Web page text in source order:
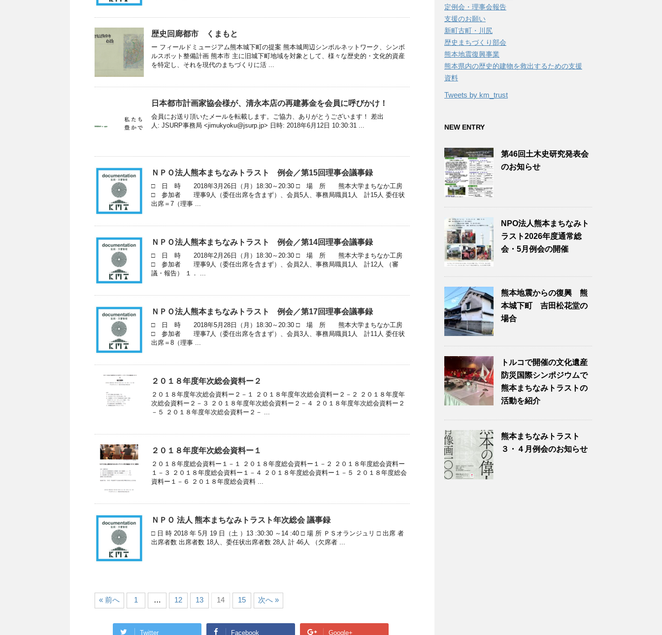
歴史回廊都市 くまもと
ー フィールドミュージアム熊本城下町の提案 熊本城周辺シンボルネットワーク、シンボ
ルスポット整備計画 熊本市 主に旧城下町地域を対象として、様々な歴史的・文化的資産
を特定し、それを現代のまちづくりに活 ...
日本都市計画家協会様が、清永本店の再建募金を会員に呼びかけ！
会員にお送り頂いたメールを転載します。ご協力、ありがとうございます！ 差出
人: JSURP事務局 <jimukyoku@jsurp.jp> 日時: 2018年6月12日 10:30:31 ...
ＮＰＯ法人熊本まちなみトラスト 例会／第15回理事会議事録
□ 日 時 2018年3月26日（月）18:30～20:30 □ 場 所 熊本大学まちなか工房
□ 参加者 理事9人（委任出席を含まず）、会員5人、事務局職員1人 計15人 委任状
出席＝7（理事 ...
ＮＰＯ法人熊本まちなみトラスト 例会／第14回理事会議事録
□ 日 時 2018年2月26日（月）18:30～20:30 □ 場 所 熊本大学まちなか工房
□ 参加者 理事9人（委任出席を含まず）、会員2人、事務局職員1人 計12人 （審
議・報告） １． ...
ＮＰＯ法人熊本まちなみトラスト 例会／第17回理事会議事録
□ 日 時 2018年5月28日（月）18:30～20:30 □ 場 所 熊本大学まちなか工房
□ 参加者 理事7人（委任出席を含まず）、会員3人、事務局職員1人 計11人 委任状
出席＝8（理事 ...
２０１８年度年次総会資料ー２
２０１８年度年次総会資料ー２－１ ２０１８年度年次総会資料ー２－２ ２０１８年度年
次総会資料ー２－３ ２０１８年度年次総会資料ー２－４ ２０１８年度年次総会資料ー２
－５ ２０１８年度年次総会資料ー２－ ...
２０１８年度年次総会資料ー１
２０１８年度総会資料ー１－１ ２０１８年度総会資料ー１－２ ２０１８年度総会資料ー
１－３ ２０１８年度総会資料ー１－４ ２０１８年度総会資料ー１－５ ２０１８年度総会
資料ー１－６ ２０１８年度総会資料 ...
ＮＰＯ 法人 熊本まちなみトラスト年次総会 議事録
□ 日 時 2018 年 5月 19 日（土 ）13 :30:30 ～14 :40 □ 場 所 ＰＳオランジュリ □ 出席 者
出席者数 出席者数 18人、委任状出席者数 28人 計 46人 （欠席者 ...
« 前へ 1 … 12 13 14 15 次へ »
Twitter Facebook Google+
定例会・理事会報告
支援のお願い
新町古町・川尻
歴史まちづくり部会
熊本地震復興事業
熊本県内の歴史的建物を救出するための支援
資料
Tweets by km_trust
NEW ENTRY
第46回土木史研究発表会
のお知らせ
NPO法人熊本まちなみト
ラスト2026年度通常総
会・5月例会の開催
熊本地震からの復興 熊
本城下町 吉田松花堂の
場合
トルコで開催の文化遺産
防災国際シンポジウムで
熊本まちなみトラストの
活動を紹介
熊本まちなみトラスト
３・４月例会のお知らせ